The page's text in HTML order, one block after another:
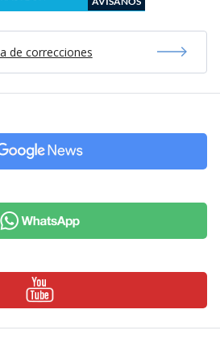
de correcciones